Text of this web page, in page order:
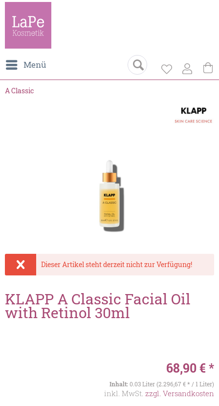
Menü
A Classic
Dieser Artikel steht derzeit nicht zur Verfügung!
KLAPP A Classic Facial Oil
with Retinol 30ml
68,90 € *
Inhalt:0.03 Liter (2.296,67 € * / 1 Liter)
inkl. MwSt. zzgl. Versandkosten